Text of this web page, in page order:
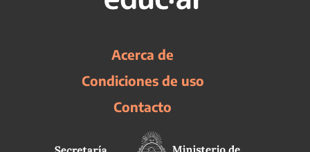
Acerca de
Condiciones de uso
Contacto